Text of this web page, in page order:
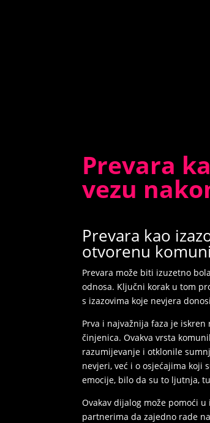
Prevara
vezu
Prevara kao
otvorenu
Prevara može biti izuzetno
odnosa. Ključni korak u tom
s izazovima koje nevjera
Prva i najvažnija faza je
činjenica. Ovakva vrsta
razumijevanje i otklonile
nevjeri, već i o osjećajima
emocije, bilo da su to ljutnja,
Ovakav dijalog može pomoći
partnerima da zajedno rade